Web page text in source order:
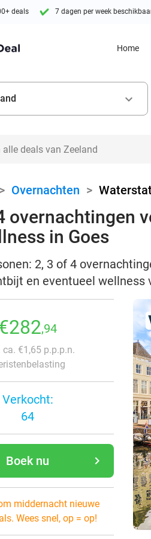
deals 7 dagen per week
Home
keyboard_arrow_down
> Overnachten >
overnachtingen
in Goes
2, 3 of 4
en eventueel
,94
ca. €1,65 p.p.p.n.
Verkocht:
64
navigate_next
Boek nu
middernacht nieuwe
Wees snel, op = op!